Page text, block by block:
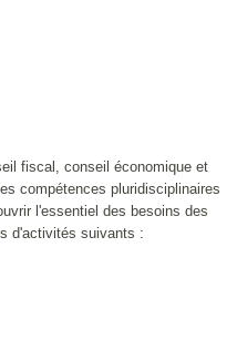
fiscal, conseil économique et
compétences pluridisciplinaires
l'essentiel des besoins des
d'activités suivants :